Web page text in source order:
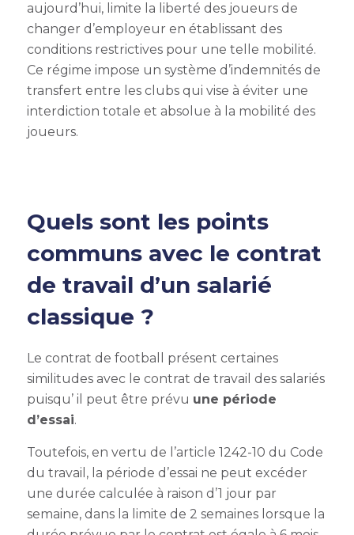
aujourd’hui, limite la liberté des joueurs de
changer d’employeur en établissant des
conditions restrictives pour une telle mobilité.
Ce régime impose un système d’indemnités de
transfert entre les clubs qui vise à éviter une
interdiction totale et absolue à la mobilité des
joueurs.
Quels sont les points
communs avec le contrat
de travail d’un salarié
classique ?
Le contrat de football présent certaines
similitudes avec le contrat de travail des salariés
puisqu’ il peut être prévu une période
d’essai.
Toutefois, en vertu de l’article 1242-10 du Code
du travail, la période d’essai ne peut excéder
une durée calculée à raison d’1 jour par
semaine, dans la limite de 2 semaines lorsque la